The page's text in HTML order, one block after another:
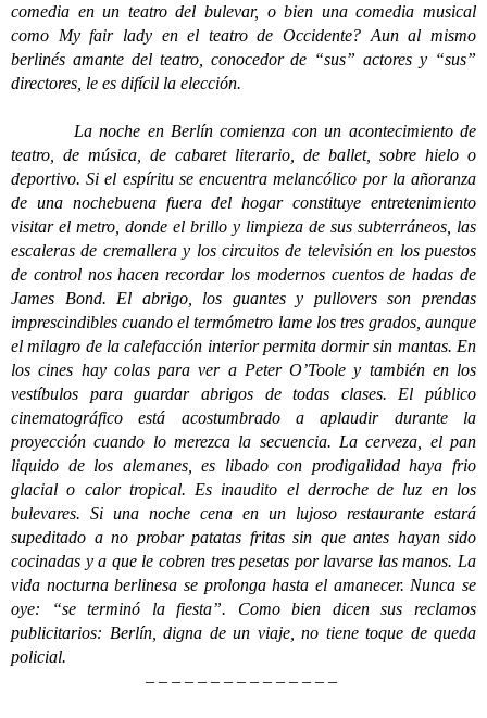
comedia en un teatro del bulevar, o bien una comedia musical
como My fair lady en el teatro de Occidente? Aun al mismo
berlinés amante del teatro, conocedor de “sus” actores y “sus”
directores, le es difícil la elección.
La noche en Berlín comienza con un acontecimiento de
teatro, de música, de cabaret literario, de ballet, sobre hielo o
deportivo. Si el espíritu se encuentra melancólico por la añoranza
de una nochebuena fuera del hogar constituye entretenimiento
visitar el metro, donde el brillo y limpieza de sus subterráneos, las
escaleras de cremallera y los circuitos de televisión en los puestos
de control nos hacen recordar los modernos cuentos de hadas de
James Bond. El abrigo, los guantes y pullovers son prendas
imprescindibles cuando el termómetro lame los tres grados, aunque
el milagro de la calefacción interior permita dormir sin mantas. En
los cines hay colas para ver a Peter O’Toole y también en los
vestíbulos para guardar abrigos de todas clases. El público
cinematográfico está acostumbrado a aplaudir durante la
proyección cuando lo merezca la secuencia. La cerveza, el pan
liquido de los alemanes, es libado con prodigalidad haya frio
glacial o calor tropical. Es inaudito el derroche de luz en los
bulevares. Si una noche cena en un lujoso restaurante estará
supeditado a no probar patatas fritas sin que antes hayan sido
cocinadas y a que le cobren tres pesetas por lavarse las manos. La
vida nocturna berlinesa se prolonga hasta el amanecer. Nunca se
oye: “se terminó la fiesta”. Como bien dicen sus reclamos
publicitarios: Berlín, digna de un viaje, no tiene toque de queda
policial.
– – – – – – – – – – – – – – –